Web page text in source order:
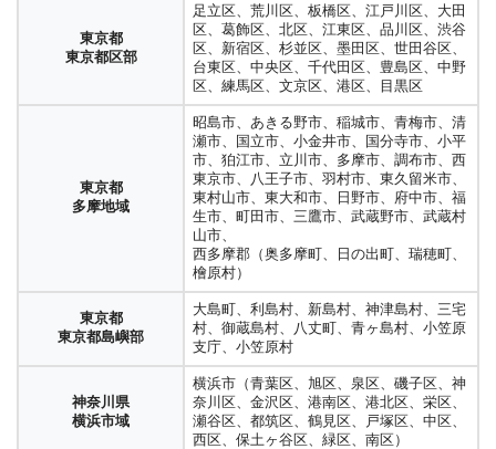
東京都
東京都区部
足立区、荒川区、板橋区、江戸川区、大田
区、葛飾区、北区、江東区、品川区、渋谷
区、新宿区、杉並区、墨田区、世田谷区、
台東区、中央区、千代田区、豊島区、中野
区、練馬区、文京区、港区、目黒区
東京都
多摩地域
昭島市、あきる野市、稲城市、青梅市、清
瀬市、国立市、小金井市、国分寺市、小平
市、狛江市、立川市、多摩市、調布市、西
東京市、八王子市、羽村市、東久留米市、
東村山市、東大和市、日野市、府中市、福
生市、町田市、三鷹市、武蔵野市、武蔵村
山市、
西多摩郡（奥多摩町、日の出町、瑞穂町、
檜原村）
東京都
東京都島嶼部
大島町、利島村、新島村、神津島村、三宅
村、御蔵島村、八丈町、青ヶ島村、小笠原
支庁、小笠原村
神奈川県
横浜市域
横浜市（青葉区、旭区、泉区、磯子区、神
奈川区、金沢区、港南区、港北区、栄区、
瀬谷区、都筑区、鶴見区、戸塚区、中区、
西区、保土ヶ谷区、緑区、南区）